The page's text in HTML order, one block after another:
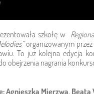
szkołę w
organizowanym
To już kolejna edycja
obejrzenia nagrania
Agnieszka Mierzwa,